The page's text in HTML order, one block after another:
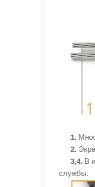
1.
2.
3,4. В
службы.